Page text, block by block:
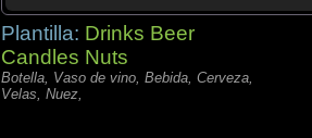
Plantilla: Drinks Beer
Candles Nuts
Botella, Vaso de vino, Bebida, Cerveza,
Velas, Nuez,